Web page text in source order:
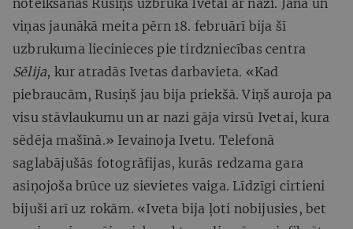
viņas jaunākā meita pērn 18. februārī bija šī
uzbrukuma liecinieces pie tirdzniecības centra
Sēlija, kur atradās Ivetas darbavieta. «Kad
piebraucām, Rusiņš jau bija priekšā. Viņš auroja pa
visu stāvlaukumu un ar nazi gāja virsū Ivetai, kura
sēdēja mašīnā.» Ievainoja Ivetu. Telefonā
saglabājušās fotogrāfijas, kurās redzama gara
asiņojoša brūce uz sievietes vaiga. Līdzīgi cirtieni
bijuši arī uz rokām. «Iveta bija ļoti nobijusies, bet